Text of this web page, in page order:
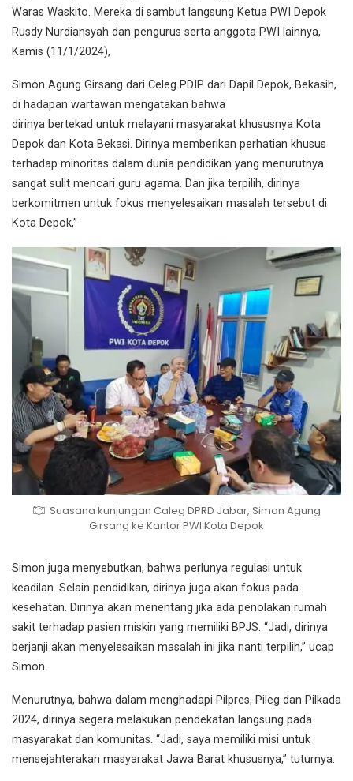
Waras Waskito. Mereka di sambut langsung Ketua PWI Depok
Rusdy Nurdiansyah dan pengurus serta anggota PWI lainnya,
Kamis (11/1/2024),
Simon Agung Girsang dari Celeg PDIP dari Dapil Depok, Bekasih,
di hadapan wartawan mengatakan bahwa
dirinya bertekad untuk melayani masyarakat khususnya Kota
Depok dan Kota Bekasi. Dirinya memberikan perhatian khusus
terhadap minoritas dalam dunia pendidikan yang menurutnya
sangat sulit mencari guru agama. Dan jika terpilih, dirinya
berkomitmen untuk fokus menyelesaikan masalah tersebut di
Kota Depok,”
Suasana kunjungan Caleg DPRD Jabar, Simon Agung
Girsang ke Kantor PWI Kota Depok
Simon juga menyebutkan, bahwa perlunya regulasi untuk
keadilan. Selain pendidikan, dirinya juga akan fokus pada
kesehatan. Dirinya akan menentang jika ada penolakan rumah
sakit terhadap pasien miskin yang memiliki BPJS. “Jadi, dirinya
berjanji akan menyelesaikan masalah ini jika nanti terpilih,” ucap
Simon.
Menurutnya, bahwa dalam menghadapi Pilpres, Pileg dan Pilkada
2024, dirinya segera melakukan pendekatan langsung pada
masyarakat dan komunitas. “Jadi, saya memiliki misi untuk
mensejahterakan masyarakat Jawa Barat khususnya,” tuturnya.